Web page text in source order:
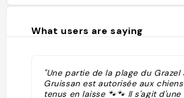
What users are saying
"Une partie de la plage du Grazel
Gruissan est autorisée aux chiens
tenus en laisse 🐾🐾 Il s'agit d'une